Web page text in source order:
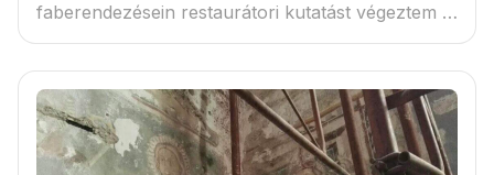
faberendezésein restaurátori kutatást végeztem a
restaurálás előkészítéseként.